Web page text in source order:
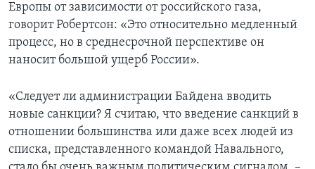
Европы от зависимости от российского газа,
говорит Робертсон: «Это относительно медленный
процесс, но в среднесрочной перспективе он
наносит большой ущерб России».
«Следует ли администрации Байдена вводить
новые санкции? Я считаю, что введение санкций в
отношении большинства или даже всех людей из
списка, представленного командой Навального,